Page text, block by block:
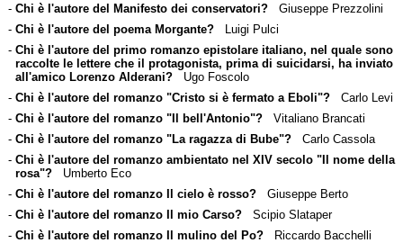
- Chi è l'autore del Manifesto dei conservatori?Giuseppe Prezzolini
- Chi è l'autore del poema Morgante?Luigi Pulci
- Chi è l'autore del primo romanzo epistolare italiano, nel quale sono
raccolte le lettere che il protagonista, prima di suicidarsi, ha inviato
all'amico Lorenzo Alderani?Ugo Foscolo
- Chi è l'autore del romanzo "Cristo si è fermato a Eboli"?Carlo Levi
- Chi è l'autore del romanzo "Il bell'Antonio"?Vitaliano Brancati
- Chi è l'autore del romanzo "La ragazza di Bube"?Carlo Cassola
- Chi è l'autore del romanzo ambientato nel XIV secolo "Il nome della
rosa"?Umberto Eco
- Chi è l'autore del romanzo Il cielo è rosso?Giuseppe Berto
- Chi è l'autore del romanzo Il mio Carso?Scipio Slataper
- Chi è l'autore del romanzo Il mulino del Po?Riccardo Bacchelli